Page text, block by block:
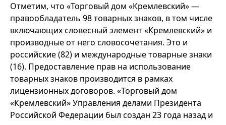
Отметим, что «Торговый дом «Кремлевский» —
правообладатель 98 товарных знаков, в том числе
включающих словесный элемент «Кремлевский» и
производные от него словосочетания. Это и
российские (82) и международные товарные знаки
(16). Предоставление прав на использование
товарных знаков производится в рамках
лицензионных договоров. «Торговый дом
«Кремлевский» Управления делами Президента
Российской Федерации был создан 23 года назад и